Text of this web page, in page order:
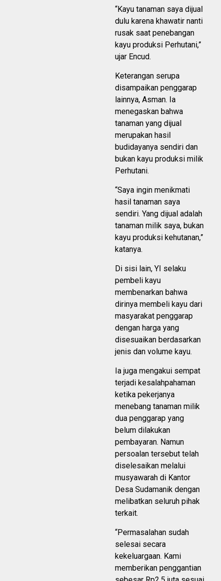
“Kayu tanaman saya dijual
dulu karena khawatir nanti
rusak saat penebangan
kayu produksi Perhutani,”
ujar Encud.
Keterangan serupa
disampaikan penggarap
lainnya, Asman. Ia
menegaskan bahwa
tanaman yang dijual
merupakan hasil
budidayanya sendiri dan
bukan kayu produksi milik
Perhutani.
“Saya ingin menikmati
hasil tanaman saya
sendiri. Yang dijual adalah
tanaman milik saya, bukan
kayu produksi kehutanan,”
katanya.
Di sisi lain, YI selaku
pembeli kayu
membenarkan bahwa
dirinya membeli kayu dari
masyarakat penggarap
dengan harga yang
disesuaikan berdasarkan
jenis dan volume kayu.
Ia juga mengakui sempat
terjadi kesalahpahaman
ketika pekerjanya
menebang tanaman milik
dua penggarap yang
belum dilakukan
pembayaran. Namun
persoalan tersebut telah
diselesaikan melalui
musyawarah di Kantor
Desa Sudamanik dengan
melibatkan seluruh pihak
terkait.
“Permasalahan sudah
selesai secara
kekeluargaan. Kami
memberikan penggantian